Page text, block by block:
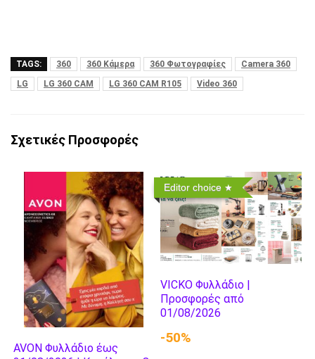
TAGS: 360 360 Κάμερα 360 Φωτογραφίες
Camera 360
LG
LG 360 CAM LG 360 CAM R105 Video 360
Σχετικές Προσφορές
AVON Φυλλάδιο έως
Editor choice
VICKO Φυλλάδιο |
Προσφορές από
01/08/2026
-50%